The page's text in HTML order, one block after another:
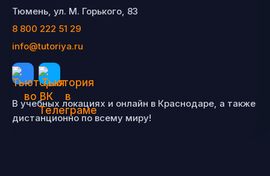
Тюмень, ул. М. Горького, 83
8 800 222 51 29
info@tutoriya.ru
В учебных локациях и онлайн в Краснодаре, а также
дистанционно по всему миру!